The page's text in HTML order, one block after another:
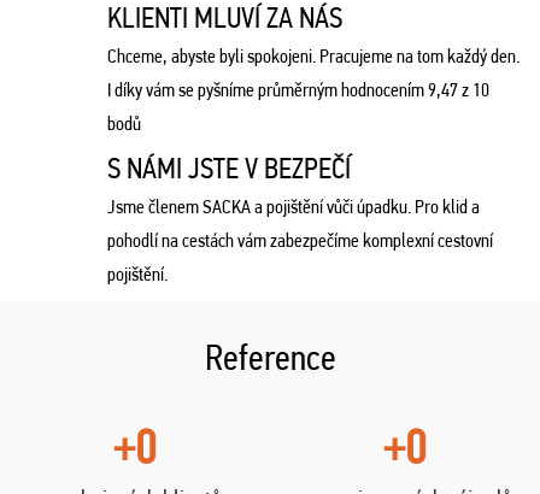
KLIENTI MLUVÍ ZA NÁS
Chceme, abyste byli spokojeni. Pracujeme na tom každý den.
I díky vám se pyšníme průměrným hodnocením 9,47 z 10
bodů
S NÁMI JSTE V BEZPEČÍ
Jsme členem SACKA a pojištění vůči úpadku. Pro klid a
pohodlí na cestách vám zabezpečíme komplexní cestovní
pojištění.
Reference
+0 +0